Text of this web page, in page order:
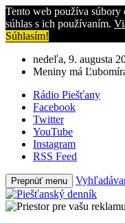
Tento web používa
súhlas s ich používaním.
Súhlasím!
nedeľa, 9. augusta
Meniny má
Rádio Piešťany
Facebook
Twitter
YouTube
Instagram
RSS Feed
Prepnúť menu